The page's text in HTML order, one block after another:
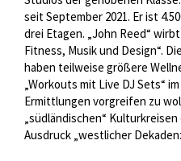
seit September 2021. Er ist
drei Etagen. „John Reed“
Fitness, Musik und Design“.
haben teilweise größere
„Workouts mit Live DJ Sets“
Ermittlungen vorgreifen zu
„südländischen“
Ausdruck „westlicher